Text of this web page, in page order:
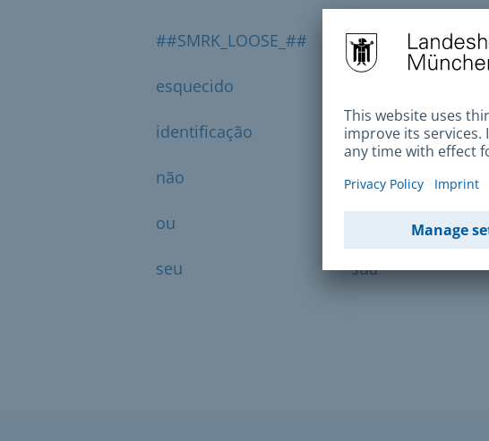
##SMRK_LOOSE_## cartão
esquecido
identificação já
não necessário
ou
seu sua